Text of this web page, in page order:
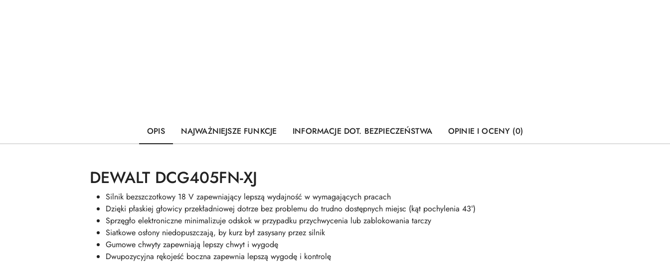
OPIS NAJWAŻNIEJSZE FUNKCJE INFORMACJE DOT. BEZPIECZEŃSTWA OPINIE I OCENY (0)
DEWALT DCG405FN-XJ
Silnik bezszczotkowy 18 V zapewniający lepszą wydajność w wymagających pracach
Dzięki płaskiej głowicy przekładniowej dotrze bez problemu do trudno dostępnych miejsc (kąt pochylenia 43°)
Sprzęgło elektroniczne minimalizuje odskok w przypadku przychwycenia lub zablokowania tarczy
Siatkowe osłony niedopuszczają, by kurz był zasysany przez silnik
Gumowe chwyty zapewniają lepszy chwyt i wygodę
Dwupozycyjna rękojeść boczna zapewnia lepszą wygodę i kontrolę